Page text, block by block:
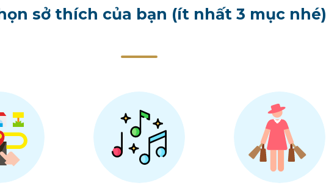
sở thích của bạn (ít nhất 3 mục nhé)